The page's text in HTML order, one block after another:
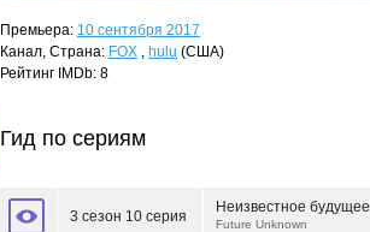
Премьера: 10 сентября 2017
Канал, Страна: FOX , hulu (США)
Рейтинг IMDb: 8
Гид по сериям
3 сезон 10 серия
Неизвестное будущее
Future Unknown